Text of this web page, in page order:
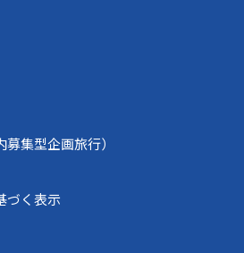
集型企画旅行）
づく表示